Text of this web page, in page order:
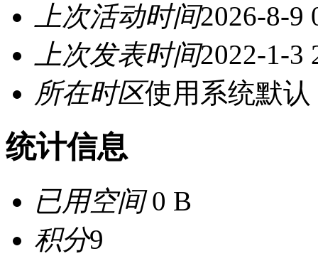
上次活动时间2026-8-9
上次发表时间2022-1-3
所在时区使用系统默认
统计信息
已用空间0 B
积分9